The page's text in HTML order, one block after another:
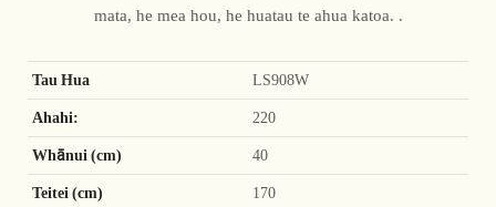
mata, he mea hou, he huatau te ahua katoa. .
Tau Hua LS908W
Ahahi: 220
Whānui (cm) 40
Teitei (cm) 170